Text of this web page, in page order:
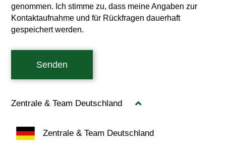
genommen. Ich stimme zu, dass meine Angaben zur
Kontaktaufnahme und für Rückfragen dauerhaft
gespeichert werden.
Senden
Zentrale & Team Deutschland
Zentrale & Team Deutschland